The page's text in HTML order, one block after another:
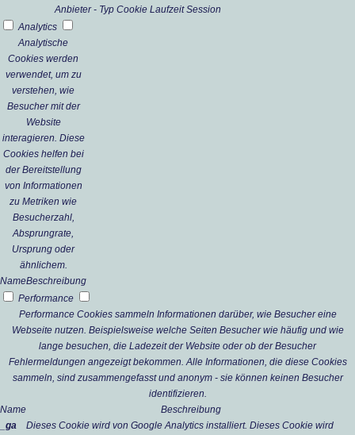
Anbieter - Typ Cookie Laufzeit Session
Analytics
Analytische
Cookies werden
verwendet, um zu
verstehen, wie
Besucher mit der
Website
interagieren. Diese
Cookies helfen bei
der Bereitstellung
von Informationen
zu Metriken wie
Besucherzahl,
Absprungrate,
Ursprung oder
ähnlichem.
NameBeschreibung
Performance
Performance Cookies sammeln Informationen darüber, wie Besucher eine
Webseite nutzen. Beispielsweise welche Seiten Besucher wie häufig und wie
lange besuchen, die Ladezeit der Website oder ob der Besucher
Fehlermeldungen angezeigt bekommen. Alle Informationen, die diese Cookies
sammeln, sind zusammengefasst und anonym - sie können keinen Besucher
identifizieren.
Name
Beschreibung
_ga
Dieses Cookie wird von Google Analytics installiert. Dieses Cookie wird